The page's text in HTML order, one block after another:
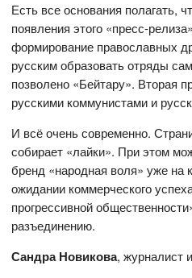
Есть все основания полагать,
появления этого «пресс-
формирование православных
русским образовать отряды
позволено «Бейтару». Вторая
русскими коммунистами и
И всё очень современно.
собирает «лайки». При этом
бренд «народная воля» уже на
ожидании коммерческого
прогрессивной
разъединению.
Сандра Новикова, журналист